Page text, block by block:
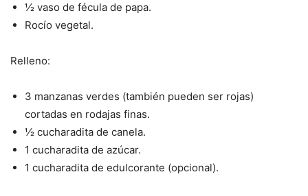
½ vaso de fécula de papa.
Rocío vegetal.
Relleno:
3 manzanas verdes (también pueden ser rojas)
cortadas en rodajas finas.
½ cucharadita de canela.
1 cucharadita de azúcar.
1 cucharadita de edulcorante (opcional).